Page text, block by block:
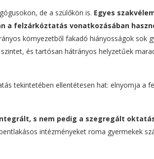
de a szülőkön is. Egyes
a felzárkóztatás vonatkozásában
környezetből fakadó hiányosságok sok
és tartósan hátrányos helyzetűek
tekintetében ellentétesen hat: elnyomja a
s nem pedig a szegregált
intézményeket roma gyermekek